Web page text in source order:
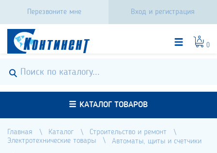
Перезвоните мне Вход и регистрация
0
КАТАЛОГ ТОВАРОВ
Главная Каталог
Строительство и ремонт
Электротехнические товары
Автоматы, щиты и счетчики